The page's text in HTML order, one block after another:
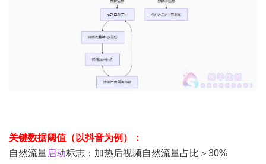
关键数据阈值（以抖音为例）：
自然流量启动标志：加热后视频自然流量占比＞30%